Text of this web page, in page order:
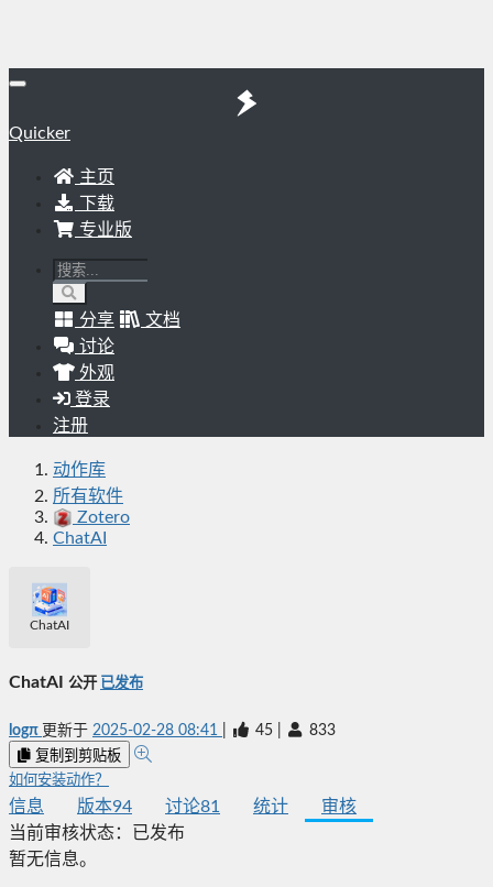
Quicker
主页
下载
专业版
分享
文档
讨论
外观
登录
注册
动作库
所有软件
Zotero
ChatAI
ChatAI
ChatAI 公开 已发布
logπ 更新于 2025-02-28 08:41 45 833
复制到剪贴板
如何安装动作？
信息 版本94 讨论81 统计
审核
当前审核状态：
已发布
暂无信息。